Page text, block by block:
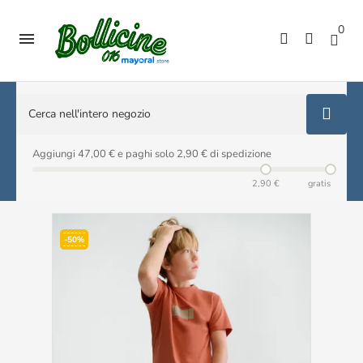
 0
Aggiungi 47,00 € e paghi solo 2,90 € di spedizione
2,90 € gratis
-50%